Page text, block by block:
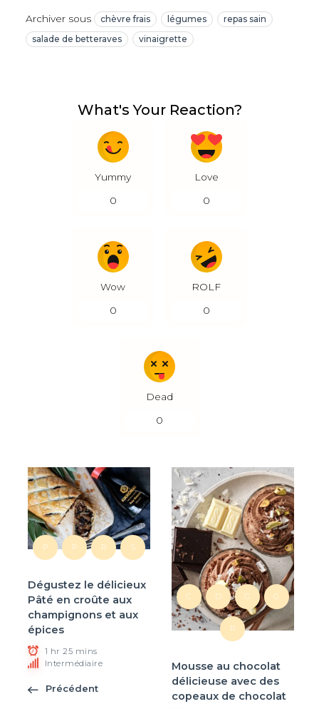
Archiver sous chèvre frais légumes
repas sain
salade de betteraves
vinaigrette
What's Your Reaction?
Yummy
0
Love
0
Wow
0
ROLF
0
Dead
0
P P R S
Dégustez le délicieux
Pâté en croûte aux
champignons et aux
épices
1 hr 25 mins
Intermédiaire
Précédent
C D G G
R
Mousse au chocolat
délicieuse avec des
copeaux de chocolat